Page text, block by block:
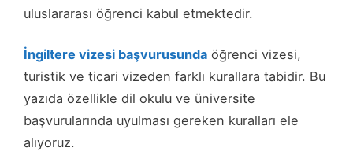
uluslararası öğrenci kabul etmektedir.
İngiltere vizesi başvurusunda öğrenci vizesi,
turistik ve ticari vizeden farklı kurallara tabidir. Bu
yazıda özellikle dil okulu ve üniversite
başvurularında uyulması gereken kuralları ele
alıyoruz.